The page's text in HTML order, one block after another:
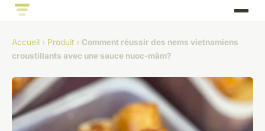
Accueil › Produit › Comment réussir des nems vietnamiens
croustillants avec une sauce nuoc-mâm?